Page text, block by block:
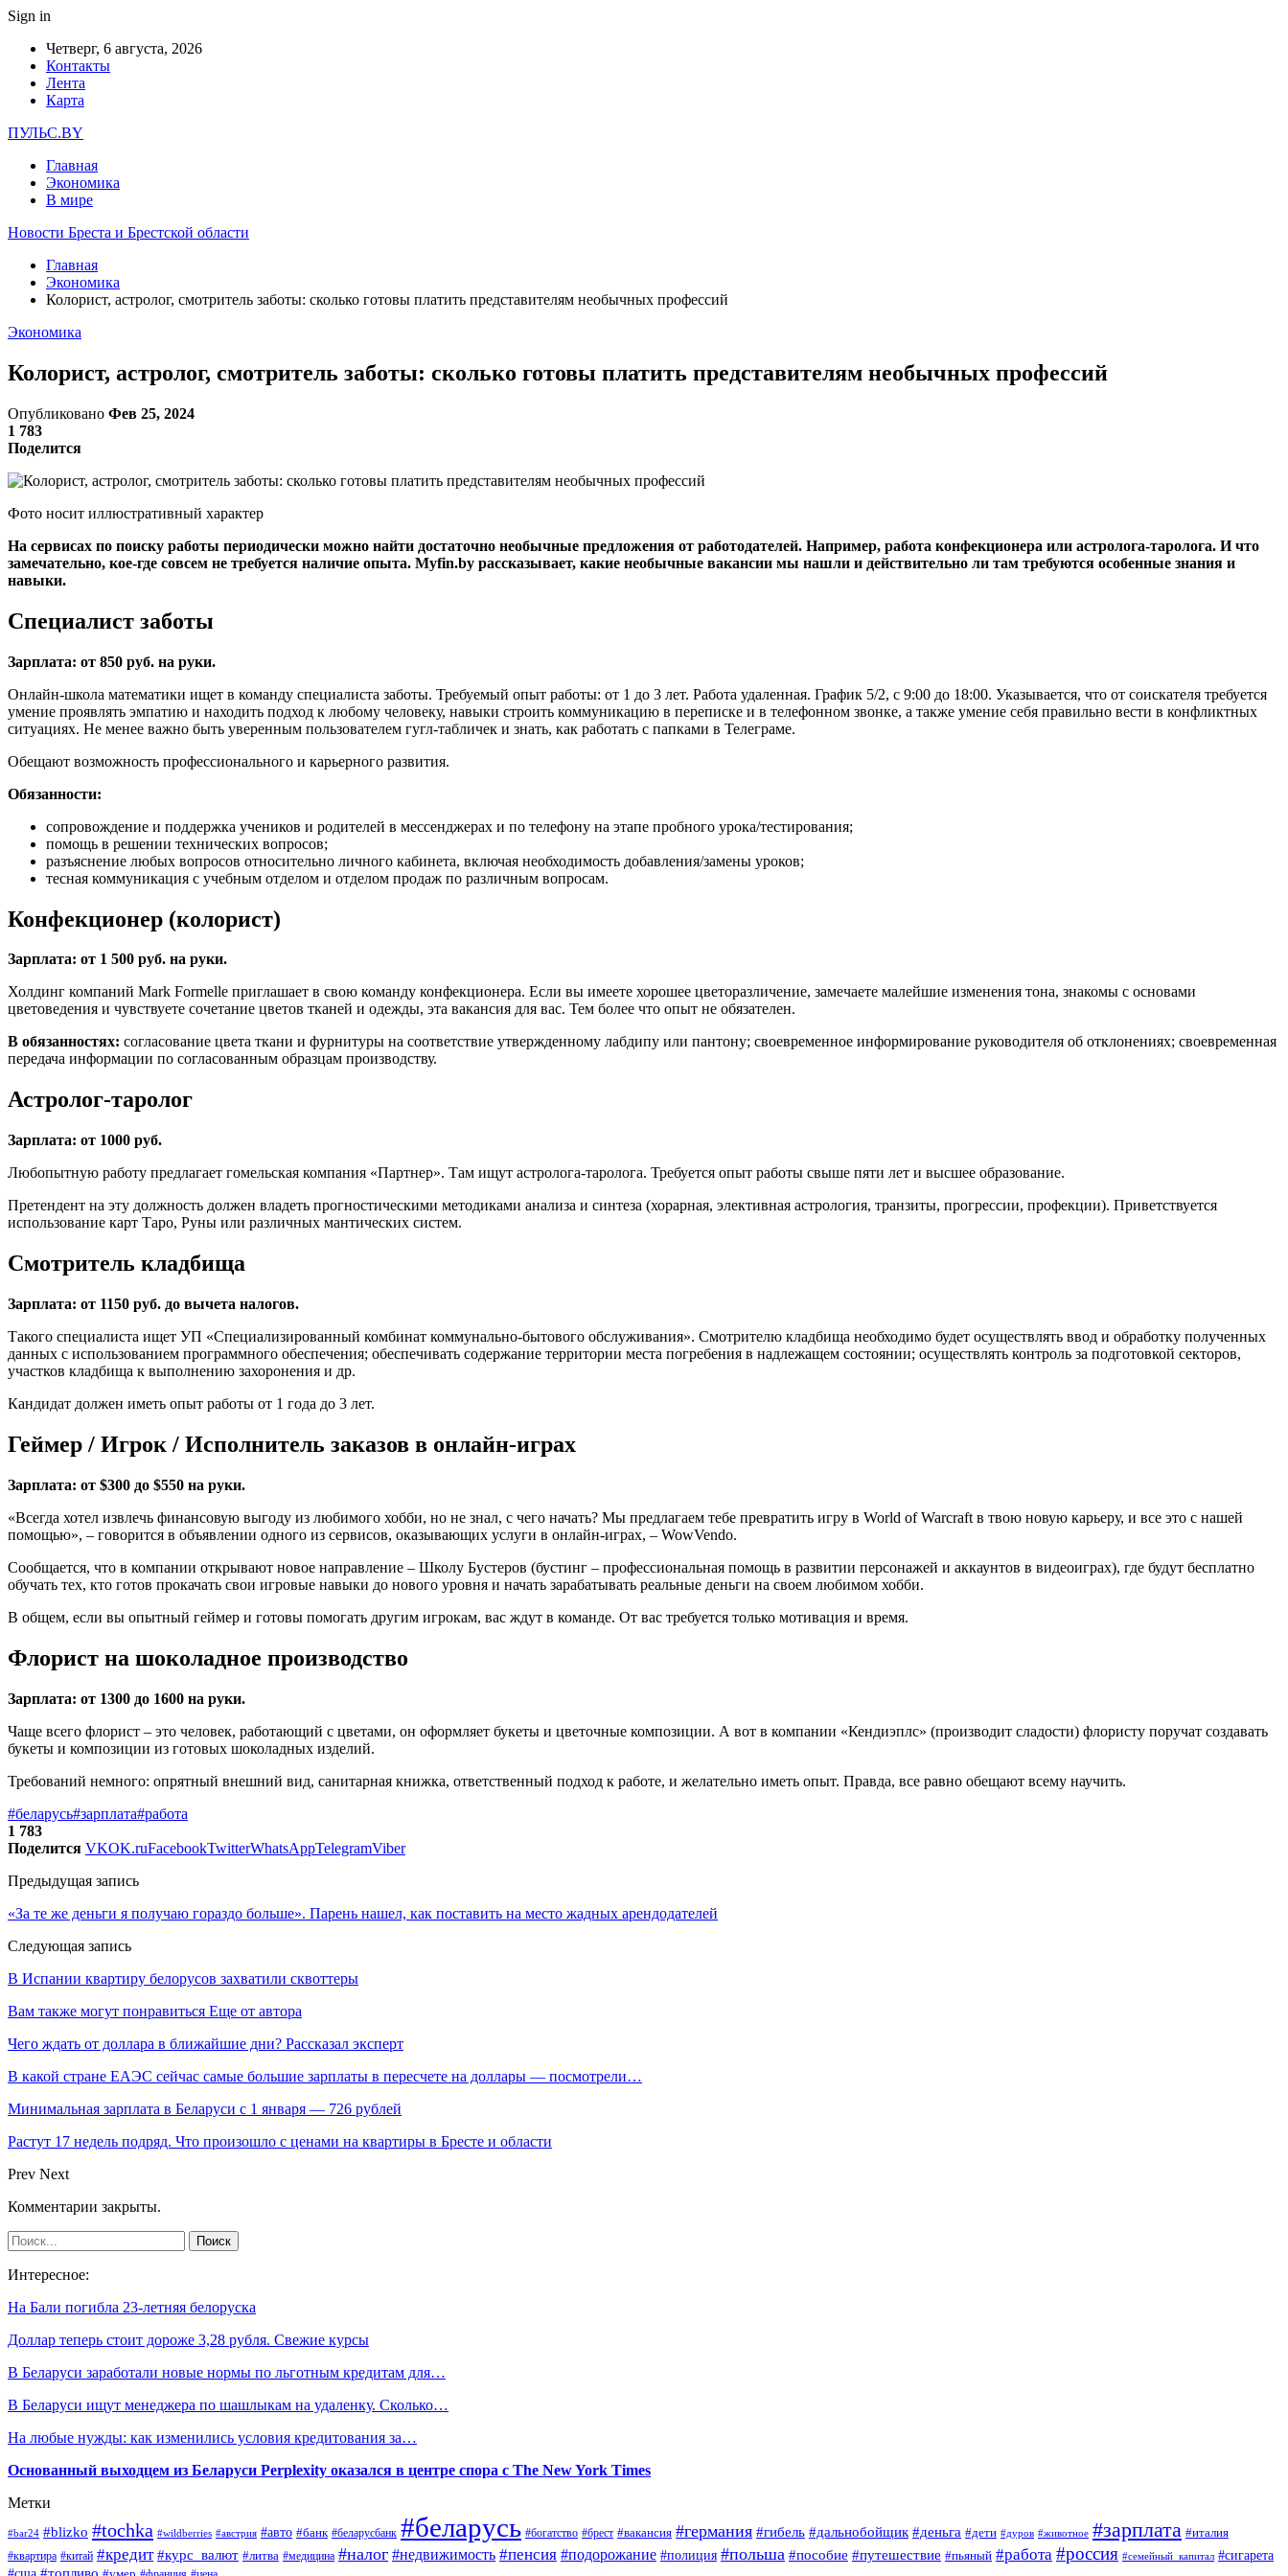
Sign in
Четверг, 6 августа, 2026
Контакты
Лента
Карта
ПУЛЬС.BY
Главная
Экономика
В мире
Новости Бреста и Брестской области
Главная
Экономика
Колорист, астролог, смотритель заботы: сколько готовы платить представителям необычных профессий
Экономика
Колорист, астролог, смотритель заботы: сколько готовы платить представителям необычных профессий
Опубликовано Фев 25, 2024
1 783
Поделится
Фото носит иллюстративный характер
На сервисах по поиску работы периодически можно найти достаточно необычные предложения от работодателей. Например, работа конфекционера или астролога-таролога. И что
замечательно, кое-где совсем не требуется наличие опыта. Myfin.by рассказывает, какие необычные вакансии мы нашли и действительно ли там требуются особенные знания и
навыки.
Специалист заботы
Зарплата: от 850 руб. на руки.
Онлайн-школа математики ищет в команду специалиста заботы. Требуемый опыт работы: от 1 до 3 лет. Работа удаленная. График 5/2, с 9:00 до 18:00. Указывается, что от соискателя требуется
умение проявлять эмпатию и находить подход к любому человеку, навыки строить коммуникацию в переписке и в телефонном звонке, а также умение себя правильно вести в конфликтных
ситуациях. Не менее важно быть уверенным пользователем гугл-табличек и знать, как работать с папками в Телеграме.
Обещают возможность профессионального и карьерного развития.
Обязанности:
сопровождение и поддержка учеников и родителей в мессенджерах и по телефону на этапе пробного урока/тестирования;
помощь в решении технических вопросов;
разъяснение любых вопросов относительно личного кабинета, включая необходимость добавления/замены уроков;
тесная коммуникация с учебным отделом и отделом продаж по различным вопросам.
Конфекционер (колорист)
Зарплата: от 1 500 руб. на руки.
Холдинг компаний Mark Formelle приглашает в свою команду конфекционера. Если вы имеете хорошее цветоразличение, замечаете малейшие изменения тона, знакомы с основами
цветоведения и чувствуете сочетание цветов тканей и одежды, эта вакансия для вас. Тем более что опыт не обязателен.
В обязанностях: согласование цвета ткани и фурнитуры на соответствие утвержденному лабдипу или пантону; своевременное информирование руководителя об отклонениях; своевременная
передача информации по согласованным образцам производству.
Астролог-таролог
Зарплата: от 1000 руб.
Любопытную работу предлагает гомельская компания «Партнер». Там ищут астролога-таролога. Требуется опыт работы свыше пяти лет и высшее образование.
Претендент на эту должность должен владеть прогностическими методиками анализа и синтеза (хорарная, элективная астрология, транзиты, прогрессии, профекции). Приветствуется
использование карт Таро, Руны или различных мантических систем.
Смотритель кладбища
Зарплата: от 1150 руб. до вычета налогов.
Такого специалиста ищет УП «Специализированный комбинат коммунально-бытового обслуживания». Смотрителю кладбища необходимо будет осуществлять ввод и обработку полученных
данных с использованием программного обеспечения; обеспечивать содержание территории места погребения в надлежащем состоянии; осуществлять контроль за подготовкой секторов,
участков кладбища к выполнению захоронения и др.
Кандидат должен иметь опыт работы от 1 года до 3 лет.
Геймер / Игрок / Исполнитель заказов в онлайн-играх
Зарплата: от $300 до $550 на руки.
«Всегда хотел извлечь финансовую выгоду из любимого хобби, но не знал, с чего начать? Мы предлагаем тебе превратить игру в World of Warcraft в твою новую карьеру, и все это с нашей
помощью», – говорится в объявлении одного из сервисов, оказывающих услуги в онлайн-играх, – WowVendo.
Сообщается, что в компании открывают новое направление – Школу Бустеров (бустинг – профессиональная помощь в развитии персонажей и аккаунтов в видеоиграх), где будут бесплатно
обучать тех, кто готов прокачать свои игровые навыки до нового уровня и начать зарабатывать реальные деньги на своем любимом хобби.
В общем, если вы опытный геймер и готовы помогать другим игрокам, вас ждут в команде. От вас требуется только мотивация и время.
Флорист на шоколадное производство
Зарплата: от 1300 до 1600 на руки.
Чаще всего флорист – это человек, работающий с цветами, он оформляет букеты и цветочные композиции. А вот в компании «Кендиэплс» (производит сладости) флористу поручат создавать
букеты и композиции из готовых шоколадных изделий.
Требований немного: опрятный внешний вид, санитарная книжка, ответственный подход к работе, и желательно иметь опыт. Правда, все равно обещают всему научить.
#беларусь#зарплата#работа
1 783
Поделится VKOK.ruFacebookTwitterWhatsAppTelegramViber
Предыдущая запись
«За те же деньги я получаю гораздо больше». Парень нашел, как поставить на место жадных арендодателей
Следующая запись
В Испании квартиру белорусов захватили сквоттеры
Вам также могут понравиться Еще от автора
Чего ждать от доллара в ближайшие дни? Рассказал эксперт
В какой стране ЕАЭС сейчас самые большие зарплаты в пересчете на доллары — посмотрели…
Минимальная зарплата в Беларуси с 1 января — 726 рублей
Растут 17 недель подряд. Что произошло с ценами на квартиры в Бресте и области
Prev Next
Комментарии закрыты.
Интересное:
На Бали погибла 23-летняя белоруска
Доллар теперь стоит дороже 3,28 рубля. Свежие курсы
В Беларуси заработали новые нормы по льготным кредитам для…
В Беларуси ищут менеджера по шашлыкам на удаленку. Сколько…
На любые нужды: как изменились условия кредитования за…
Основанный выходцем из Беларуси Perplexity оказался в центре спора с The New York Times
Метки
#bar24 #blizko #tochka #wildberries #австрия #авто #банк #беларусбанк #беларусь #богатство #брест #вакансия #германия #гибель #дальнобойщик #деньга #дети #дуров #животное #зарплата #италия
#квартира #китай #кредит #курс_валют #литва #медицина #налог #недвижимость #пенсия #подорожание #полиция #польша #пособие #путешествие #пьяный #работа #россия #семейный_капитал #сигарета
#топливо